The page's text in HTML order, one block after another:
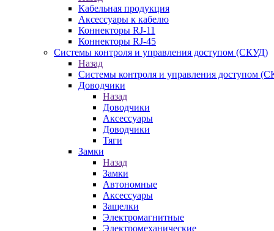
Кабельная продукция
Аксессуары к кабелю
Коннекторы RJ-11
Коннекторы RJ-45
Системы контроля и управления доступом (СКУД)
Назад
Системы контроля и управления доступом
Доводчики
Назад
Доводчики
Аксессуары
Доводчики
Тяги
Замки
Назад
Замки
Автономные
Аксессуары
Защелки
Электромагнитные
Электромеханические